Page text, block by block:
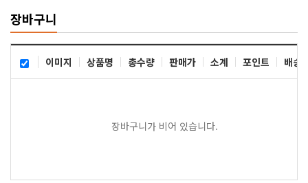
장바구니
이미지 상품명 총수량 판매가 소계 포인트 배송
장바구니가 비어 있습니다.